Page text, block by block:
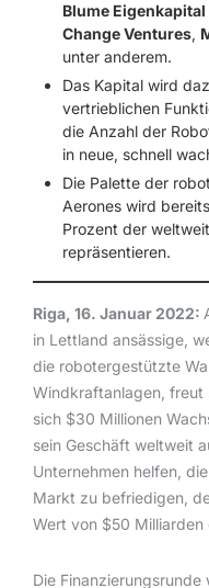
Blume Eigenkapital
Change Ventures,
unter anderem.
Das Kapital wird
vertrieblichen
die Anzahl der
in neue, schnell
Die Palette der
Aerones wird
Prozent der
repräsentieren.
Riga, 16. Januar 2022:
in Lettland ansässige,
die robotergestützte
Windkraftanlagen, freut
sich $30 Millionen
sein Geschäft weltweit
Unternehmen helfen,
Markt zu befriedigen,
Wert von $50 Milliarden
Die